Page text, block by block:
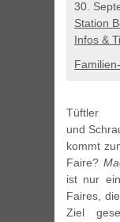
30.
Station
Infos &
Tüftler
und
kommt
Faire?
ist nur
Faires,
Ziel